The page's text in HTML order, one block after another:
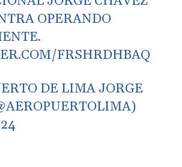
OPERANDO
FRSHRDHBAQ
DE LIMA JORGE